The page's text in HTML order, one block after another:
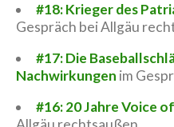
#18: Krieger des
Gespräch bei Allgäu
#17: Die
Nachwirkungen im
#16: 20 Jahre Voice